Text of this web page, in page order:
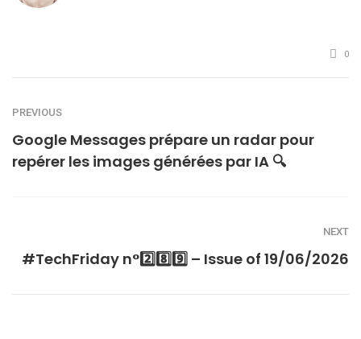
0
PREVIOUS
Google Messages prépare un radar pour
repérer les images générées par IA 🔍
NEXT
#TechFriday n°2️⃣8️⃣9️⃣ – Issue of 19/06/2026